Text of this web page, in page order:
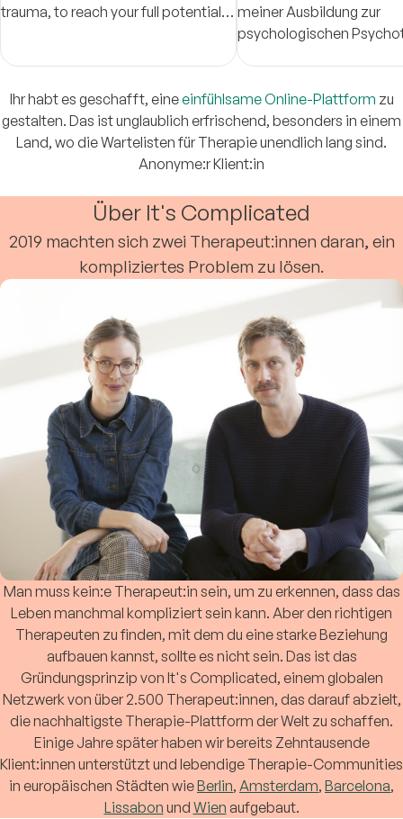
trauma, to reach your full potential,
are. Let's embark on this journey
meiner Ausbildung zur
psychologischen
(tiefenpsychologisch
Ihr habt es geschafft, eineeinfühlsame Online-Plattform zu
gestalten. Das ist unglaublich erfrischend, besonders in einem
Land, wo die Wartelisten für Therapie unendlich lang sind.
Anonyme:r Klient:in
Über It's Complicated
2019 machten sich zwei Therapeut:innen daran, ein
kompliziertes Problem zu lösen.
Man muss kein:e Therapeut:in sein, um zu erkennen, dass das
Leben manchmal kompliziert sein kann. Aber den richtigen
Therapeuten zu finden, mit dem du eine starke Beziehung
aufbauen kannst, sollte es nicht sein. Das ist das
Gründungsprinzip von It's Complicated, einem globalen
Netzwerk von über 2.500 Therapeut:innen, das darauf abzielt,
die nachhaltigste Therapie-Plattform der Welt zu schaffen.
Einige Jahre später haben wir bereits Zehntausende
Klient:innen unterstützt und lebendige Therapie-Communities
in europäischen Städten wieBerlin, Amsterdam, Barcelona,
Lissabon und Wien aufgebaut.